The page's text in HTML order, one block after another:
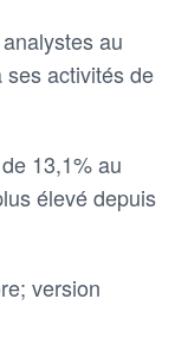
au
activités de
13,1% au
élevé depuis
version